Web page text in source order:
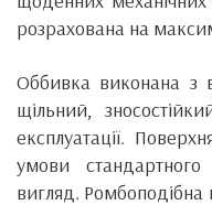
розрахована на
Оббивка виконана з
щільний,
експлуатації.
умови
вигляд. Ромбоподібна